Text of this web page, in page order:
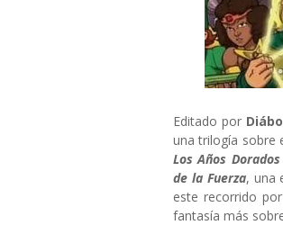
Editado por
una trilogía sobre
Los Años
de la Fuerza, una
este recorrido
fantasía más